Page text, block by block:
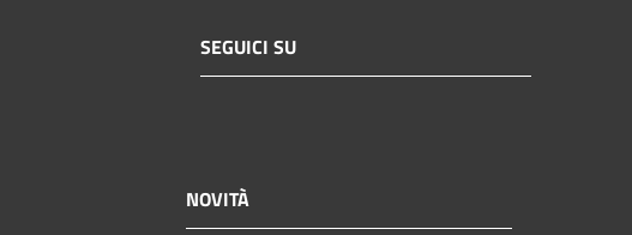
SEGUICI SU
NOVITÀ